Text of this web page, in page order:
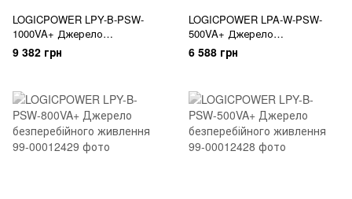
LOGICPOWER LPY-B-PSW-
1000VA+ Джерело
безперебійного живлення
9 382 грн
LOGICPOWER LPA-W-PSW-
500VA+ Джерело
безперебійного живлення
6 588 грн